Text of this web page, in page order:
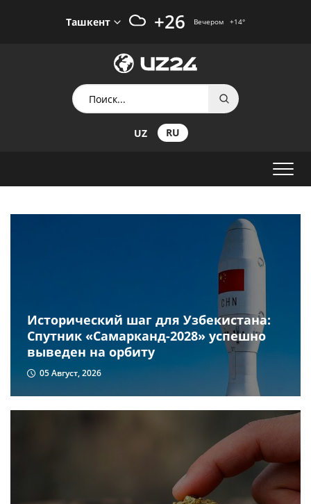
Ташкент +26 Вечером +14°
UZ RU
Исторический шаг для Узбекистана:
Спутник «Самарканд-2028» успешно
выведен на орбиту
05 Август, 2026